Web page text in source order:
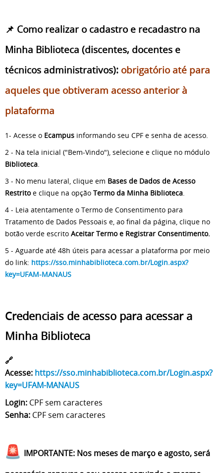
📌 Como realizar o cadastro e recadastro na
Minha Biblioteca (discentes, docentes e
técnicos administrativos): obrigatório até para
aqueles que obtiveram acesso anterior à
plataforma
1- Acesse o Ecampus informando seu CPF e senha de acesso.
2 - Na tela inicial ("Bem-Vindo"), selecione e clique no módulo
Biblioteca
3 - No menu lateral, clique em Bases de Dados de Acesso
Restritoe clique na opção Termo da Minha Biblioteca
4 - Leia atentamente o Termo de Consentimento para
Tratamento de Dados Pessoais e, ao final da página, clique no
botão verde escrito Aceitar Termo e Registrar Consentimento.
5 - Aguarde até 48h úteis para acessar a plataforma por meio
do link: https://sso.minhabiblioteca.com.br/Login.aspx?
key=UFAM-MANAUS
Credenciais de acesso para acessar a
Minha Biblioteca
🔗
Acesse: https://sso.minhabiblioteca.com.br/Login.aspx?
key=UFAM-MANAUS
Login: CPF sem caracteres
Senha: CPF sem caracteres
IMPORTANTE: Nos meses de março e agosto, será